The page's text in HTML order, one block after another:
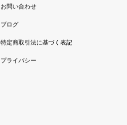
お問い合わせ
ブログ
特定商取引法に基づく表記
プライバシー